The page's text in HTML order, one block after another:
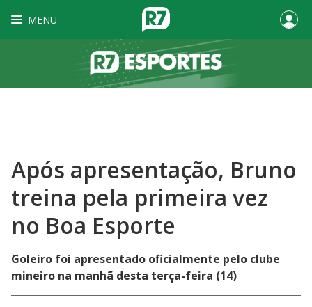
MENU
Após apresentação, Bruno
treina pela primeira vez
no Boa Esporte
Goleiro foi apresentado oficialmente pelo clube
mineiro na manhã desta terça-feira (14)